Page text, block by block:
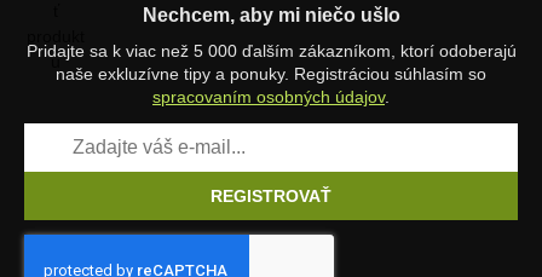
Nechcem, aby mi niečo ušlo
Pridajte sa k viac než 5 000 ďalším zákazníkom, ktorí odoberajú
naše exkluzívne tipy a ponuky. Registráciou súhlasím so
spracovaním osobných údajov.
REGISTROVAŤ